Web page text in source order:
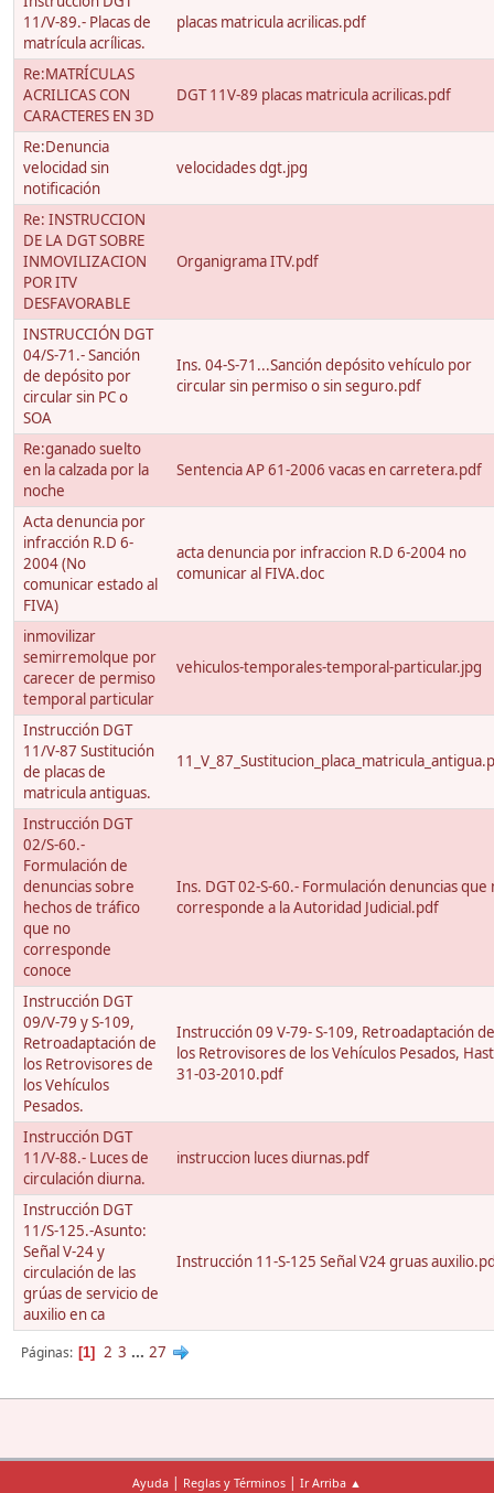
11/V-89.- Placas de
matrícula acrílicas.
placas matricula acrilicas.pdf
Re:MATRÍCULAS
ACRILICAS CON
CARACTERES EN 3D
DGT 11V-89 placas matricula acrilicas.pdf
Re:Denuncia
velocidad sin
notificación
velocidades dgt.jpg
Re: INSTRUCCION
DE LA DGT SOBRE
INMOVILIZACION
POR ITV
DESFAVORABLE
Organigrama ITV.pdf
INSTRUCCIÓN DGT
04/S-71.- Sanción
de depósito por
circular sin PC o
SOA
Ins. 04-S-71...Sanción depósito vehículo por
circular sin permiso o sin seguro.pdf
Re:ganado suelto
en la calzada por la
noche
Sentencia AP 61-2006 vacas en carretera.pdf
Acta denuncia por
infracción R.D 6-
2004 (No
comunicar estado al
FIVA)
acta denuncia por infraccion R.D 6-2004 no
comunicar al FIVA.doc
inmovilizar
semirremolque por
carecer de permiso
temporal particular
vehiculos-temporales-temporal-particular.jpg
Instrucción DGT
11/V-87 Sustitución
de placas de
matricula antiguas.
Instrucción DGT
02/S-60.-
Formulación de
denuncias sobre
hechos de tráfico
que no
corresponde
conoce
Ins. DGT 02-S-60.- Formulación denuncias que
corresponde a la Autoridad Judicial.pdf
Instrucción DGT
09/V-79 y S-109,
Retroadaptación de
los Retrovisores de
los Vehículos
Pesados.
Instrucción 09 V-79- S-109, Retroadaptación de
los Retrovisores de los Vehículos Pesados,
31-03-2010.pdf
Instrucción DGT
11/V-88.- Luces de
circulación diurna.
instruccion luces diurnas.pdf
Instrucción DGT
11/S-125.-Asunto:
Señal V-24 y
circulación de las
grúas de servicio de
auxilio en ca
Instrucción 11-S-125 Señal V24 gruas
Páginas 1 2 3 ... 27
Ayuda | Reglas y Términos | Ir Arriba ▲